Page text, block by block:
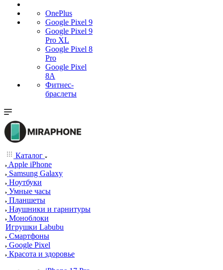
OnePlus
Google Pixel 9
Google Pixel 9
Pro XL
Google Pixel 8
Pro
Google Pixel
8A
Фитнес-
браслеты
Каталог
Apple iPhone
Samsung Galaxy
Ноутбуки
Умные часы
Планшеты
Наушники и гарнитуры
Моноблоки
Игрушки Labubu
Смартфоны
Google Pixel
Красота и здоровье